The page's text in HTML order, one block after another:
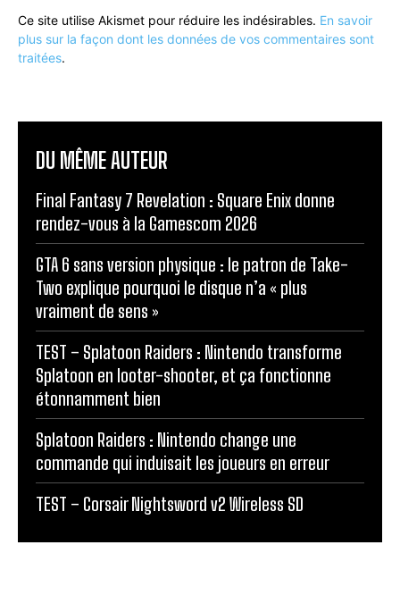
Ce site utilise Akismet pour réduire les indésirables. En savoir
plus sur la façon dont les données de vos commentaires sont
traitées.
DU MÊME AUTEUR
Final Fantasy 7 Revelation : Square Enix donne
rendez-vous à la Gamescom 2026
GTA 6 sans version physique : le patron de Take-
Two explique pourquoi le disque n’a « plus
vraiment de sens »
TEST – Splatoon Raiders : Nintendo transforme
Splatoon en looter-shooter, et ça fonctionne
étonnamment bien
Splatoon Raiders : Nintendo change une
commande qui induisait les joueurs en erreur
TEST – Corsair Nightsword v2 Wireless SD